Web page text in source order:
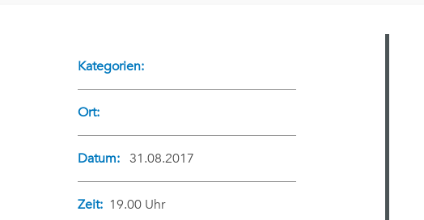
Kategorien:
Ort:
Datum: 31.08.2017
Zeit: 19.00 Uhr